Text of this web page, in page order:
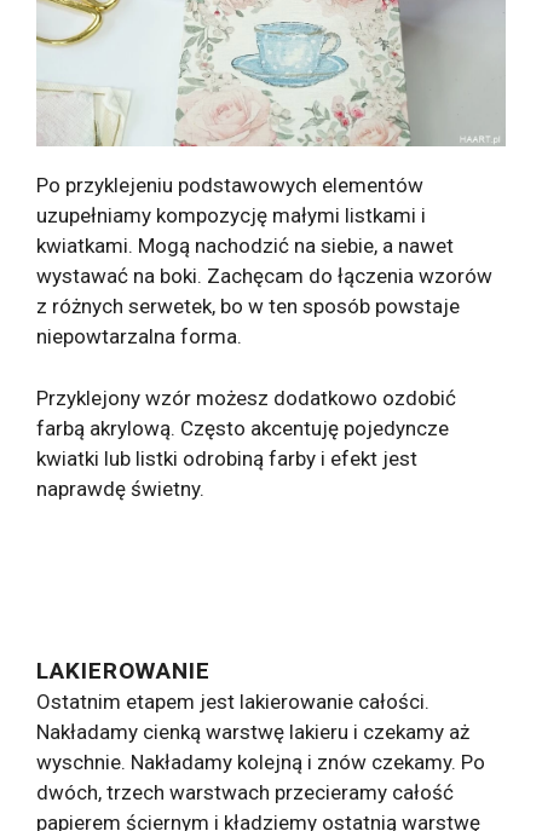
Po przyklejeniu podstawowych elementów
uzupełniamy kompozycję małymi listkami i
kwiatkami. Mogą nachodzić na siebie, a nawet
wystawać na boki. Zachęcam do łączenia wzorów
z różnych serwetek, bo w ten sposób powstaje
niepowtarzalna forma.
Przyklejony wzór możesz dodatkowo ozdobić
farbą akrylową. Często akcentuję pojedyncze
kwiatki lub listki odrobiną farby i efekt jest
naprawdę świetny.
LAKIEROWANIE
Ostatnim etapem jest lakierowanie całości.
Nakładamy cienką warstwę lakieru i czekamy aż
wyschnie. Nakładamy kolejną i znów czekamy. Po
dwóch, trzech warstwach przecieramy całość
papierem ściernym i kładziemy ostatnią warstwę